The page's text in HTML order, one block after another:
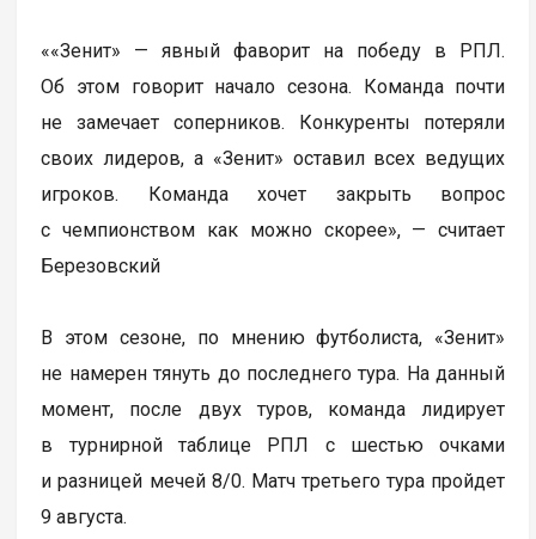
««Зенит» — явный фаворит на победу в РПЛ.
Об этом говорит начало сезона. Команда почти
не замечает соперников. Конкуренты потеряли
своих лидеров, а «Зенит» оставил всех ведущих
игроков. Команда хочет закрыть вопрос
с чемпионством как можно скорее», — считает
Березовский
В этом сезоне, по мнению футболиста, «Зенит»
не намерен тянуть до последнего тура. На данный
момент, после двух туров, команда лидирует
в турнирной таблице РПЛ с шестью очками
и разницей мечей 8/0. Матч третьего тура пройдет
9 августа.